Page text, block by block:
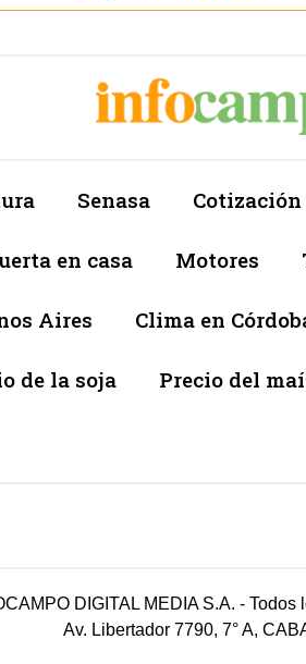
Senasa
en casa Motores
Aires Clima en
de la soja Precio del
DIGITAL MEDIA S.A. -
Av. Libertador 7790, 7° A,